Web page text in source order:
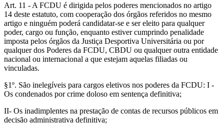
Art. 11 - A FCDU é dirigida pelos poderes mencionados no artigo
14 deste estatuto, com cooperação dos órgãos referidos no mesmo
artigo e ninguém poderá candidatar-se e ser eleito para qualquer
poder, cargo ou função, enquanto estiver cumprindo penalidade
imposta pelos órgãos da Justiça Desportiva Universitária ou por
qualquer dos Poderes da FCDU, CBDU ou qualquer outra entidade
nacional ou internacional a que estejam aquelas filiadas ou
vinculadas.
§1º. São inelegíveis para cargos eletivos nos poderes da FCDU: I -
Os condenados por crime doloso em sentença definitiva;
II- Os inadimplentes na prestação de contas de recursos públicos em
decisão administrativa definitiva;